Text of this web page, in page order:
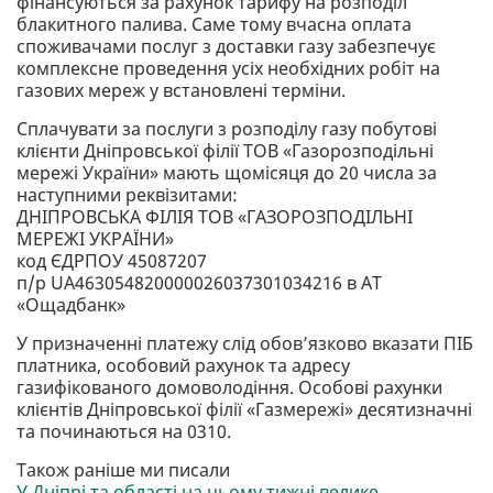
блакитного палива. Саме тому вчасна оплата
споживачами послуг з доставки газу забезпечує
комплексне проведення усіх необхідних робіт на
газових мереж у встановлені терміни.
Сплачувати за послуги з розподілу газу побутові
клієнти Дніпровської філії ТОВ «Газорозподільні
мережі України» мають щомісяця до 20 числа за
наступними реквізитами:
ДНІПРОВСЬКА ФІЛІЯ ТОВ «ГАЗОРОЗПОДІЛЬНІ
МЕРЕЖІ УКРАЇНИ»
код ЄДРПОУ 45087207
п/р UA463054820000026037301034216 в АТ
«Ощадбанк»
У призначенні платежу слід обов’язково вказати ПІБ
платника, особовий рахунок та адресу
газифікованого домоволодіння. Особові рахунки
клієнтів Дніпровської філії «Газмережі» десятизначні
та починаються на 0310.
Також раніше ми писали